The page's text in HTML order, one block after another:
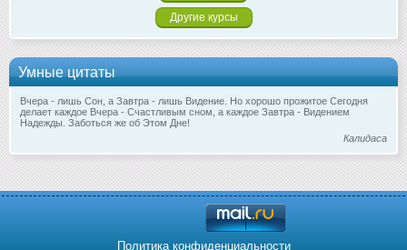
Другие курсы
Умные цитаты
Вчера - лишь Сон, а Завтра - лишь Видение. Но хорошо прожитое Сегодня
делает каждое Вчера - Счастливым сном, а каждое Завтра - Видением
Надежды. Заботься же об Этом Дне!
Калидаса
Политика конфиденциальности